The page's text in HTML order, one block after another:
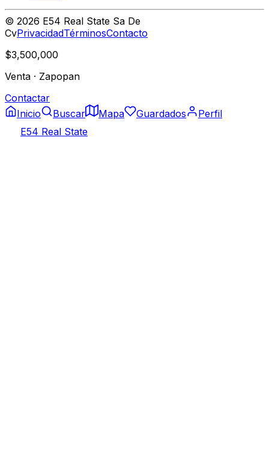
© 2026 E54 Real State Sa De
CvPrivacidadTérminosContacto
$3,500,000
Venta · Zapopan
Contactar
Inicio
Buscar Mapa Guardados
Perfil
E54 Real State